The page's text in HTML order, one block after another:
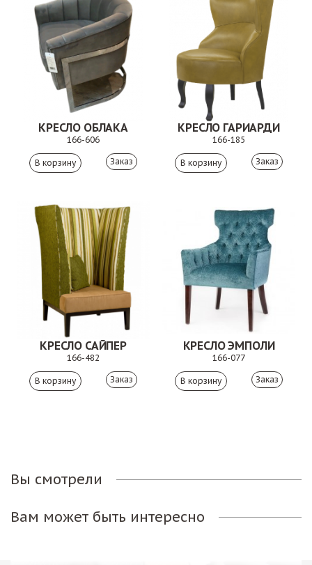
КРЕСЛО ОБЛАКА
166-606
Заказ
КРЕСЛО ГАРИАРДИ
166-185
Заказ
КРЕСЛО САЙПЕР
166-482
Заказ
КРЕСЛО ЭМПОЛИ
166-077
Заказ
Вы смотрели
Вам может быть интересно